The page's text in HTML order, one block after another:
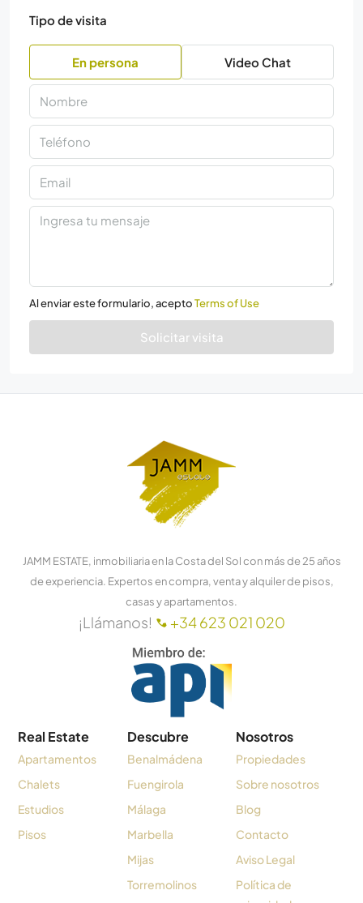
Tipo de visita
En persona Video Chat
Al enviar este formulario, aceptoTerms of Use
Solicitar visita
JAMM ESTATE, inmobiliaria en la Costa del Sol con más de 25 años
de experiencia. Expertos en compra, venta y alquiler de pisos,
casas y apartamentos.
¡Llámanos! +34 623 021 020
Real Estate
Apartamentos
Chalets
Estudios
Pisos
Descubre
Benalmádena
Fuengirola
Málaga
Marbella
Mijas
Torremolinos
Nosotros
Propiedades
Sobre nosotros
Blog
Contacto
Aviso Legal
Política de